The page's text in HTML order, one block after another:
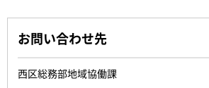
お問い合わせ先
西区総務部地域協働課